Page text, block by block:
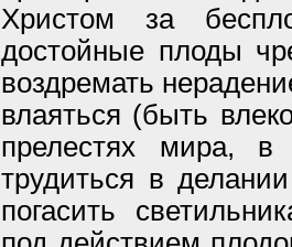
Христом за
достойные плоды
воздремать
влаяться (быть
прелестях мира, в
трудиться в
погасить